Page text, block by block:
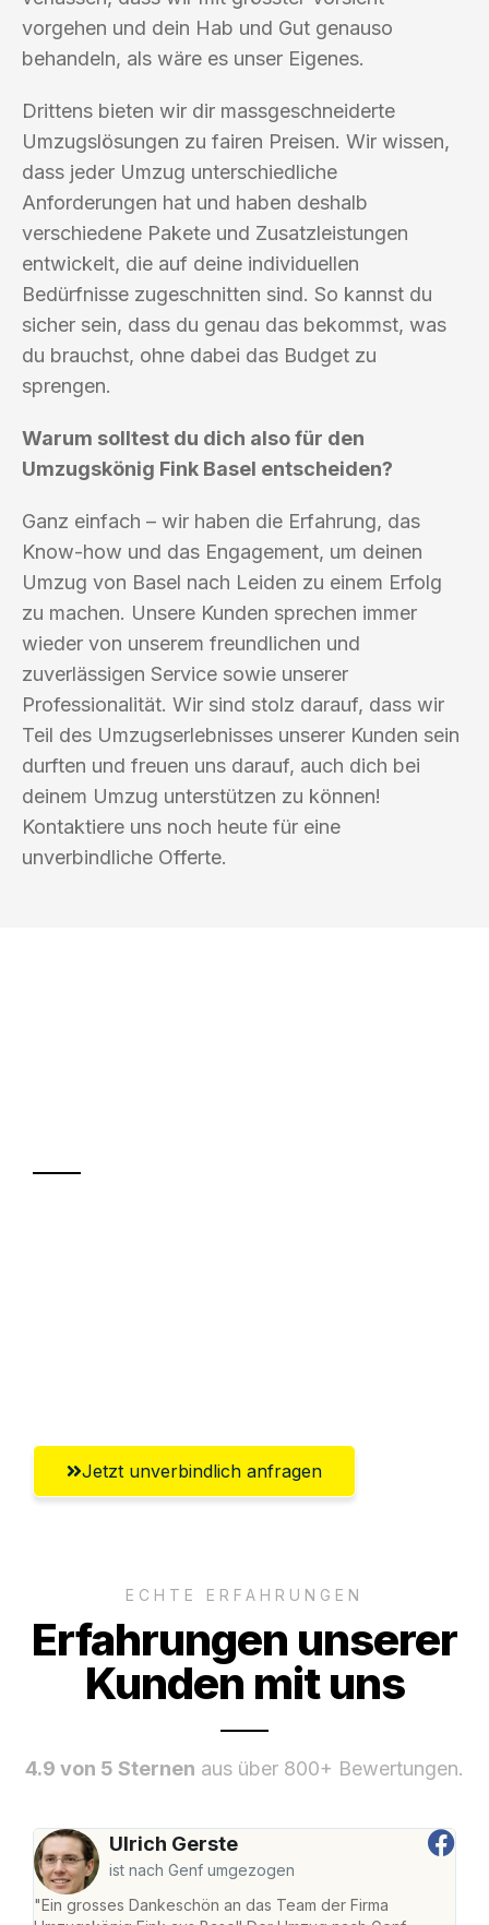
vorgehen und dein Hab und Gut genauso
behandeln, als wäre es unser Eigenes.
Drittens bieten wir dir massgeschneiderte
Umzugslösungen zu fairen Preisen. Wir wissen,
dass jeder Umzug unterschiedliche
Anforderungen hat und haben deshalb
verschiedene Pakete und Zusatzleistungen
entwickelt, die auf deine individuellen
Bedürfnisse zugeschnitten sind. So kannst du
sicher sein, dass du genau das bekommst, was
du brauchst, ohne dabei das Budget zu
sprengen.
Warum solltest du dich also für den
Umzugskönig Fink Basel entscheiden?
Ganz einfach – wir haben die Erfahrung, das
Know-how und das Engagement, um deinen
Umzug von Basel nach Leiden zu einem Erfolg
zu machen. Unsere Kunden sprechen immer
wieder von unserem freundlichen und
zuverlässigen Service sowie unserer
Professionalität. Wir sind stolz darauf, dass wir
Teil des Umzugserlebnisses unserer Kunden sein
durften und freuen uns darauf, auch dich bei
deinem Umzug unterstützen zu können!
Kontaktiere uns noch heute für eine
unverbindliche Offerte.
Jetzt unverbindlich anfragen
ECHTE ERFAHRUNGEN
Erfahrungen unserer
Kunden mit uns
4.9 von 5 Sternen aus über 800+ Bewertungen.
Ulrich Gerste
ist nach Genf umgezogen
"Ein grosses Dankeschön an das Team der Firma